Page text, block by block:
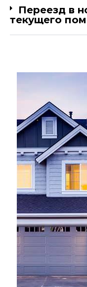
Переезд в
текущего